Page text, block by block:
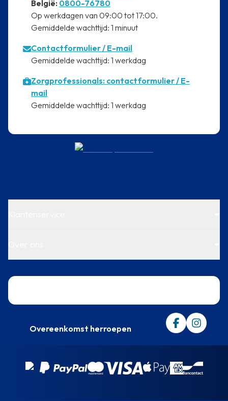
⁠België: 0800-76780
⁠Op werkdagen van 09:00 tot 17:00.
⁠Gemiddelde wachttijd: 1 minuut
Contactformulier/ E-mail
⁠Gemiddelde wachttijd: 1 werkdag
Zorgprofessionals: contactformulier / E-
mail
⁠Gemiddelde wachttijd: 1 werkdag
Overeenkomst herroepen